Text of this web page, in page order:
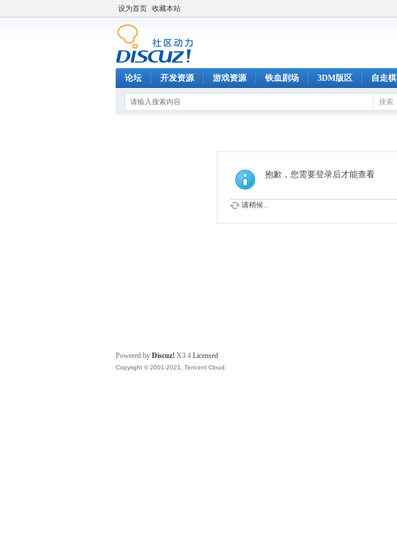
设为首页 收藏本站
论坛 开发资源 游戏资源 铁血剧场 3DM版区 自走棋
搜索
抱歉，您需要登录后才能查看
请稍候...
Powered by Discuz! X3.4 Licensed
Copyright © 2001-2021, Tencent Cloud.